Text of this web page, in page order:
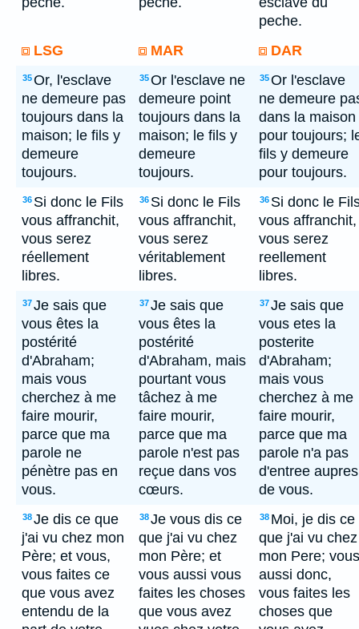
peche.
LSG
MAR DAR
35Or, l'esclave
ne demeure pas
toujours dans la
maison; le fils y
demeure
toujours.
35Or l'esclave ne
demeure point
toujours dans la
maison; le fils y
demeure
toujours.
35Or l'esclave
ne demeure
dans la maison
pour toujours;
fils y demeure
pour toujours.
36 Si donc le Fils
vous affranchit,
vous serez
réellement
libres.
36 Si donc le Fils
vous affranchit,
vous serez
véritablement
libres.
36 Si donc le
vous affranchit,
vous serez
reellement
libres.
37Je sais que
vous êtes la
postérité
d'Abraham;
mais vous
cherchez à me
faire mourir,
parce que ma
parole ne
pénètre pas en
vous.
37Je sais que
vous êtes la
postérité
d'Abraham, mais
pourtant vous
tâchez à me
faire mourir,
parce que ma
parole n'est pas
reçue dans vos
cœurs.
37Je sais que
vous etes la
posterite
d'Abraham;
mais vous
cherchez à me
faire mourir,
parce que ma
parole n'a pas
d'entree aupres
de vous.
38Je dis ce que
j'ai vu chez mon
Père; et vous,
vous faites ce
que vous avez
entendu de la
38Je vous dis ce
que j'ai vu chez
mon Père; et
vous aussi vous
faites les choses
que vous avez
38 Moi, je dis ce
que j'ai vu chez
mon Pere; vous
aussi donc,
vous faites les
choses que